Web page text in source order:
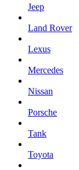
Jeep
Land Rover
Lexus
Mercedes
Nissan
Porsche
Tank
Toyota